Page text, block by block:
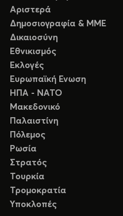
Αριστερά
Δημοσιογραφία & ΜΜΕ
Δικαιοσύνη
Εθνικισμός
Εκλογές
Ευρωπαϊκή Ενωση
ΗΠΑ - ΝΑΤΟ
Μακεδονικό
Παλαιστίνη
Πόλεμος
Ρωσία
Στρατός
Τουρκία
Τρομοκρατία
Υποκλοπές